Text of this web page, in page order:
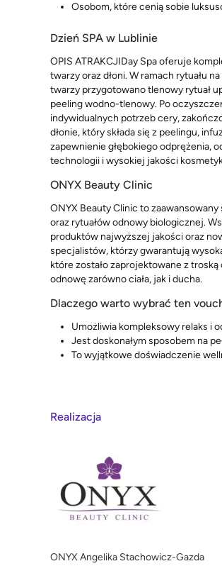
Osobom, które cenią sobie
Dzień SPA w Lublinie
OPIS ATRAKCJIDay Spa oferuje
twarzy oraz dłoni. W ramach rytuału
twarzy przygotowano tlenowy rytuał
peeling wodno-tlenowy. Po
indywidualnych potrzeb cery,
dłonie, który składa się z peelingu,
zapewnienie głębokiego odprężenia,
technologii i wysokiej jakości
ONYX Beauty Clinic
ONYX Beauty Clinic to
oraz rytuałów odnowy biologicznej.
produktów najwyższej jakości oraz
specjalistów, którzy gwarantują
które zostało zaprojektowane z
odnowę zarówno ciała, jak i ducha.
Dlaczego warto wybrać ten
Umożliwia kompleksowy relaks i
Jest doskonałym sposobem na
To wyjątkowe doświadczenie
Realizacja
ONYX Angelika Stachowicz-Gazda